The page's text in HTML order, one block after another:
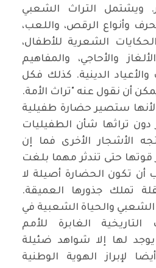
ويشتمل التراث الشعبي
وأنواع الرقص، واللعب،
الحكايات الشعرية للأطفال،
والأحاجي، والمفاهيم
والأعياد الدينية. كذلك فكل
أن نقول عنه "تراث الأمة.
ستصير حضارة طفيلية
دون تراثها شأن الطفيليات
الأشجار الأخرى فما إن
حتى تندثر مهما بلغت
تكون الحضارة أصيلة لا
تملك جذورها العميقة.
والحياة الشعبية في
التاريخية الغابرة للأمم
لها إلا شواهد ضئيلة
لإبراز الهوية الوطنية